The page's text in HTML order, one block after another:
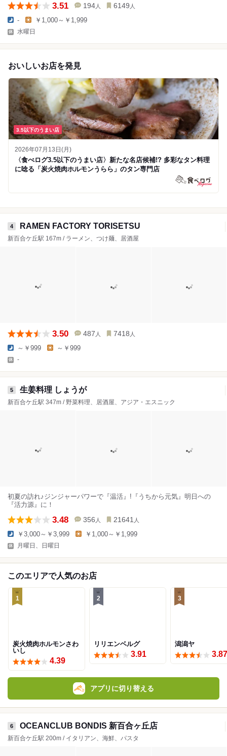
3.51 194 人 6149 人
- ￥1,000～￥1,999
水曜日
おいしいお店を発見
3.5以下のうまい店
2026年07月13日(月)
〈食べログ3.5以下のうまい店〉新たな名店候補!? 多彩なタン料理
に唸る「炭火焼肉ホルモンうらら」のタン専門店
4 RAMEN FACTORY TORISETSU
新百合ケ丘駅 167m / ラーメン、つけ麺、居酒屋
3.50 487 人 7418 人
～￥999 ～￥999
-
5 生姜料理 しょうが
新百合ケ丘駅 347m / 野菜料理、居酒屋、アジア・エスニック
初夏の訪れ♪ジンジャーパワーで『温活』!『うちから元気』明日への
『活力源』に！
3.48 356 人 21641 人
￥3,000～￥3,999 ￥1,000～￥1,999
月曜日、日曜日
このエリアで人気のお店
1
炭火焼肉ホルモンさわ
いし
4.39
2
リリエンベルグ
3.91
3
潟潟ヤ
3.87
アプリに切り替える
6 OCEANCLUB BONDIS 新百合ヶ丘店
新百合ケ丘駅 200m / イタリアン、海鮮、パスタ